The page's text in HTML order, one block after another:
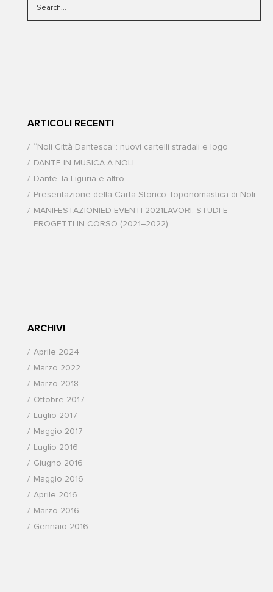
ARTICOLI RECENTI
“Noli Città Dantesca”: nuovi cartelli stradali e logo
DANTE IN MUSICA A NOLI
Dante, la Liguria e altro
Presentazione della Carta Storico Toponomastica di Noli
MANIFESTAZIONIED EVENTI 2021LAVORI, STUDI E
PROGETTI IN CORSO (2021–2022)
ARCHIVI
Aprile 2024
Marzo 2022
Marzo 2018
Ottobre 2017
Luglio 2017
Maggio 2017
Luglio 2016
Giugno 2016
Maggio 2016
Aprile 2016
Marzo 2016
Gennaio 2016